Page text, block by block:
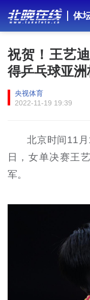
体
祝贺！王艺
得乒乓球亚
央视体育
2022-11-19 19:39
北京时间11
日，女单决赛王
军。